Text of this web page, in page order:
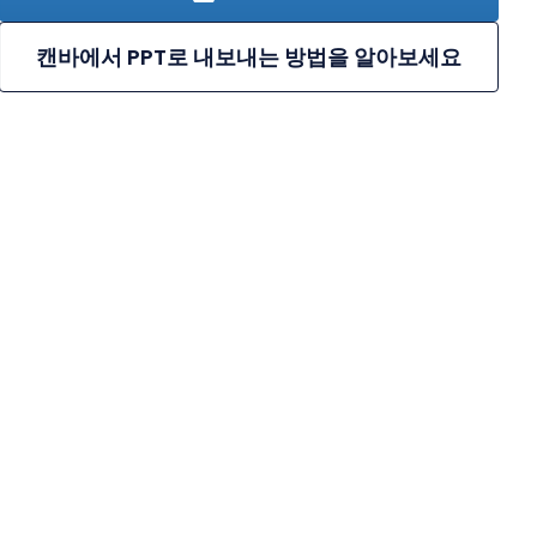
캔바에서 PPT로 내보내는 방법을 알아보세요